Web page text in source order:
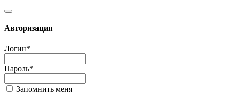
Авторизация
Логин*
Пароль*
Запомнить меня